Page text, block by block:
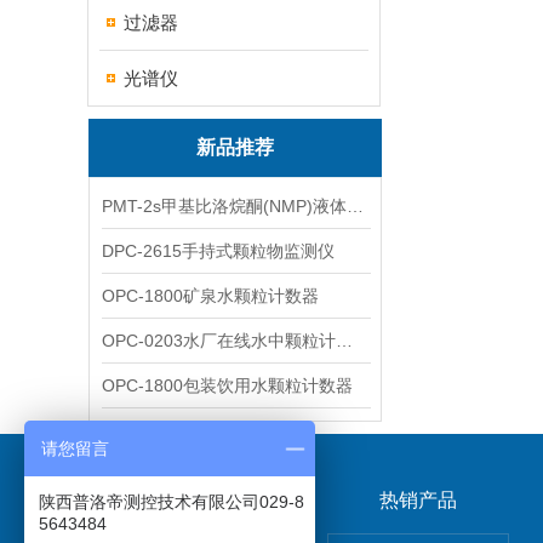
过滤器
光谱仪
新品推荐
DPC-2615手持式颗粒物监测仪
OPC-1800矿泉水颗粒计数器
OPC-1800包装饮用水颗粒计数器
关于我们 热销产品
请您留言
陕西普洛帝测控技术有限公司029-8
5643484